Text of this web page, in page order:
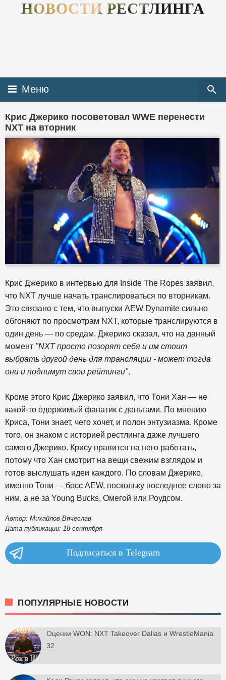
НОВОСТИ РЕСТЛИНГА
Меню
Крис Джерико посоветовал WWE перенести
NXT на вторник
Крис Джерико в интервью для Inside The Ropes заявил,
что NXT лучше начать транслироваться по вторникам.
Это связано с тем, что выпуски AEW Dynamite сильно
обгоняют по просмотрам NXT, которые транслируются в
один день — по средам. Джерико сказал, что на данный
момент "NXT просто позорят себя и им стоит
выбрать другой день для трансляции - может тогда
они и поднимут свои рейтинги".
Кроме этого Крис Джерико заявил, что Тони Хан — не
какой-то одержимый фанатик с деньгами. По мнению
Криса, Тони знает, чего хочет, и полон энтузиазма. Кроме
того, он знаком с историей рестлинга даже лучшего
самого Джерико. Крису нравится на него работать,
потому что Хан смотрит на вещи свежим взглядом и
готов выслушать идеи каждого. По словам Джерико,
именно Тони — босс AEW, поскольку последнее слово за
ним, а не за Young Bucks, Омегой или Роудсом.
Автор: Михайлов Вячеслав
Дата публикации: 18 сентября
Подписаться в Telegram
ПОПУЛЯРНЫЕ НОВОСТИ
Оценки WON: NXT Takeover Dallas и WrestleMania
32